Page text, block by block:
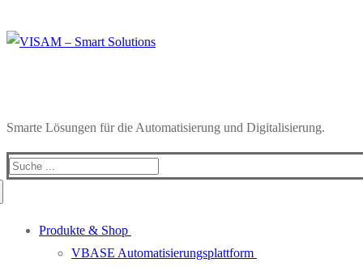
Smarte Lösungen für die Automatisierung und Digitalisierung.
Search
Produkte & Shop
VBASE Automatisierungsplattform